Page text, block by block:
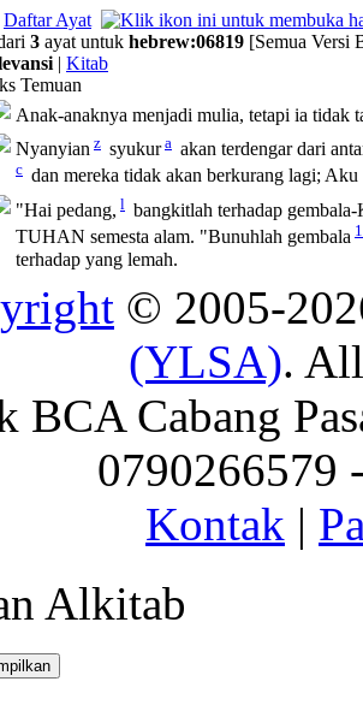
Daftar Ayat
3 ayat untuk hebrew:06819 [Semua Versi
| Kitab
Temuan
Anak-anaknya menjadi mulia, tetapi ia tidak
Nyanyian z syukur a akan terdengar dari
c dan mereka tidak akan berkurang lagi;
"Hai pedang, l bangkitlah terhadap
TUHAN semesta alam. "Bunuhlah gembala 1
terhadap yang lemah.
© 2005-
(YLSA).
BCA Cabang
0790266579
Kontak |
Alkitab